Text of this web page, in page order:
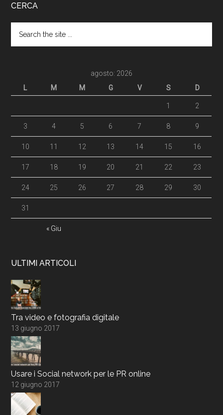
CERCA
agosto: 2026
L
M M G V S D
« Giu
1 2
3 4 5 6 7 8 9
10 11 12 13 14 15 16
17 18 19 20 21 22 23
24 25 26 27 28 29 30
31
ULTIMI ARTICOLI
Tra video e fotografia digitale
13 giugno 2017
Usare i Social network per le PR online
12 giugno 2017